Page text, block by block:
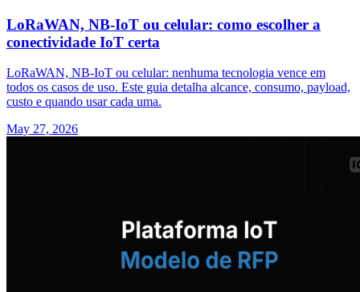
LoRaWAN, NB-IoT ou celular: como escolher a
conectividade IoT certa
LoRaWAN, NB-IoT ou celular: nenhuma tecnologia vence em
todos os casos de uso. Este guia detalha alcance, consumo, payload,
custo e quando usar cada uma.
May 27, 2026